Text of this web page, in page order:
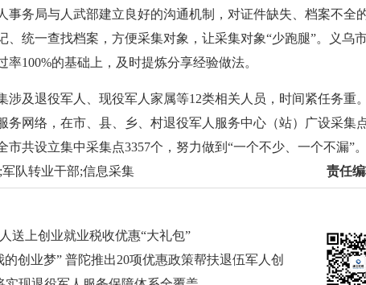
事务局与人武部建立良好的沟通机制，对证件缺失、档案不全
、统一查找档案，方便采集对象，让采集对象“少跑腿”。义乌
率100%的基础上，及时提炼分享经验做法。
及退役军人、现役军人家属等12类相关人员，时间紧任务重
务网络，在市、县、乡、村退役军人服务中心（站）广设采集
市共设立集中采集点3357个，努力做到“一个不少、一个不漏”。
队转业干部;信息采集 责任编
送上创业就业税收优惠“大礼包”
的创业梦” 普陀推出20项优惠政策帮扶退伍军人创